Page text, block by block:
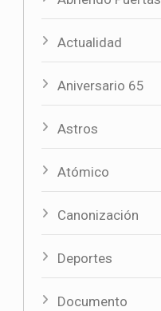
Actualidad
Aniversario 65
Astros
Atómico
Canonización
Deportes
Documento